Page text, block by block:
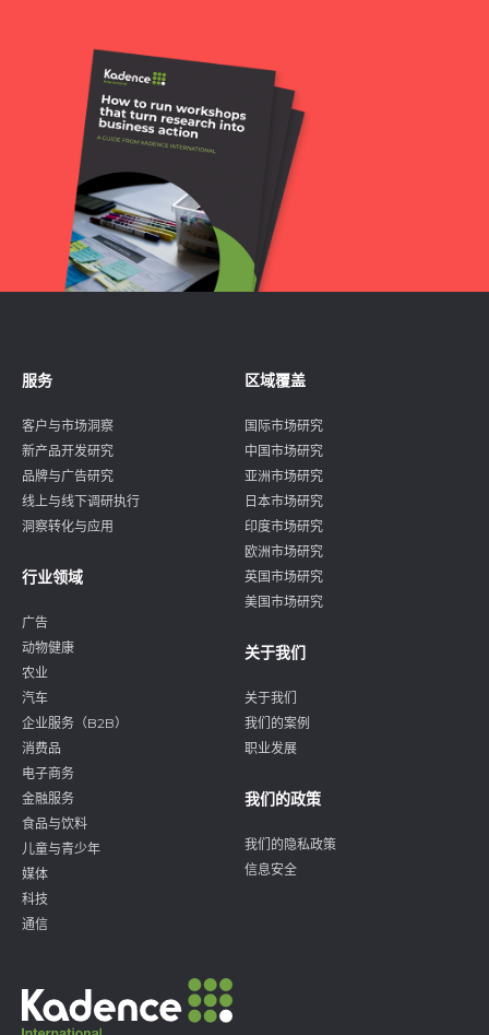
服务
客户与市场洞察
新产品开发研究
品牌与广告研究
线上与线下调研执行
洞察转化与应用
行业领域
广告
动物健康
农业
汽车
企业服务（B2B）
消费品
电子商务
金融服务
食品与饮料
儿童与青少年
媒体
科技
通信
区域覆盖
国际市场研究
中国市场研究
亚洲市场研究
日本市场研究
印度市场研究
欧洲市场研究
英国市场研究
美国市场研究
关于我们
关于我们
我们的案例
职业发展
我们的政策
我们的隐私政策
信息安全